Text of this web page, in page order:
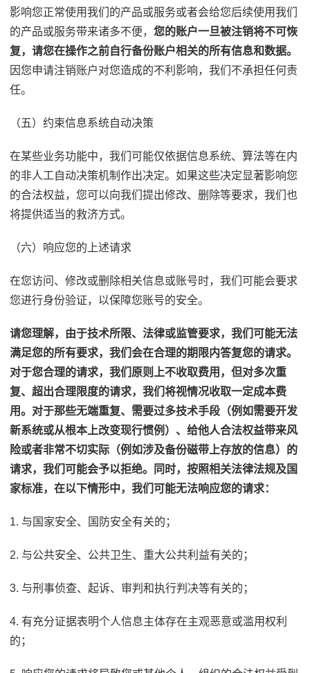
影响您正常使用我们的产品或服务或者会给您后续使用我们
的产品或服务带来诸多不便， 您的账户一旦被注销将不可恢
复，请您在操作之前自行备份账户相关的所有信息和数据。
因您申请注销账户对您造成的不利影响，我们不承担任何责
任。
（五）约束信息系统自动决策
在某些业务功能中，我们可能仅依据信息系统、算法等在内
的非人工自动决策机制作出决定。如果这些决定显著影响您
的合法权益，您可以向我们提出修改、删除等要求，我们也
将提供适当的救济方式。
（六）响应您的上述请求
在您访问、修改或删除相关信息或账号时，我们可能会要求
您进行身份验证，以保障您账号的安全。
请您理解，由于技术所限、法律或监管要求，我们可能无法
满足您的所有要求，我们会在合理的期限内答复您的请求。
对于您合理的请求，我们原则上不收取费用，但对多次重
复、超出合理限度的请求，我们将视情况收取一定成本费
用。对于那些无端重复、需要过多技术手段（例如需要开发
新系统或从根本上改变现行惯例）、给他人合法权益带来风
险或者非常不切实际（例如涉及备份磁带上存放的信息）的
请求，我们可能会予以拒绝。同时，按照相关法律法规及国
家标准，在以下情形中，我们可能无法响应您的请求：
1. 与国家安全、国防安全有关的；
2. 与公共安全、公共卫生、重大公共利益有关的；
3. 与刑事侦查、起诉、审判和执行判决等有关的；
4. 有充分证据表明个人信息主体存在主观恶意或滥用权利
的；